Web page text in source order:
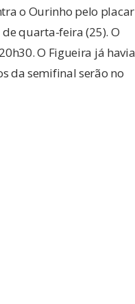
o Ourinho pelo placar
quarta-feira (25). O
O Figueira já havia
da semifinal serão no